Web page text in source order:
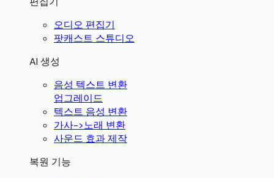
오디오 편집기
팟캐스트 스튜디오
AI 생성
음성 텍스트 변환
업그레이드
텍스트 음성 변환
가사->노래 변환
사운드 효과 제작
복원 기능